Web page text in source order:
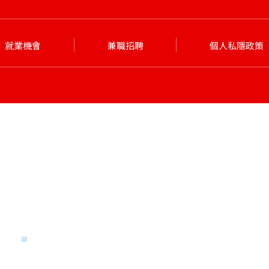
就業機會 兼職招聘 個人私隱政策